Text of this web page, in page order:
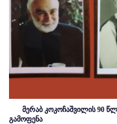
მერაბ კოკოჩაშვილის 90
გამოფენა